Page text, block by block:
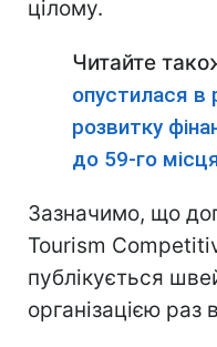
цілому.
Читайте
опустилася в
розвитку
до 59-го
Зазначимо, що
Tourism
публікується
організацією раз